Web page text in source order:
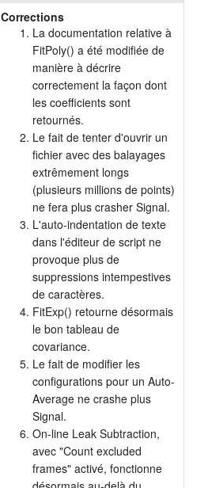
Corrections
La documentation relative à
FitPoly() a été modifiée de
manière à décrire
correctement la façon dont
les coefficients sont
retournés.
Le fait de tenter d'ouvrir un
fichier avec des balayages
extrêmement longs
(plusieurs millions de points)
ne fera plus crasher Signal.
L'auto-indentation de texte
dans l'éditeur de script ne
provoque plus de
suppressions intempestives
de caractères.
FitExp() retourne désormais
le bon tableau de
covariance.
Le fait de modifier les
configurations pour un Auto-
Average ne crashe plus
Signal.
On-line Leak Subtraction,
avec "Count excluded
frames" activé, fonctionne